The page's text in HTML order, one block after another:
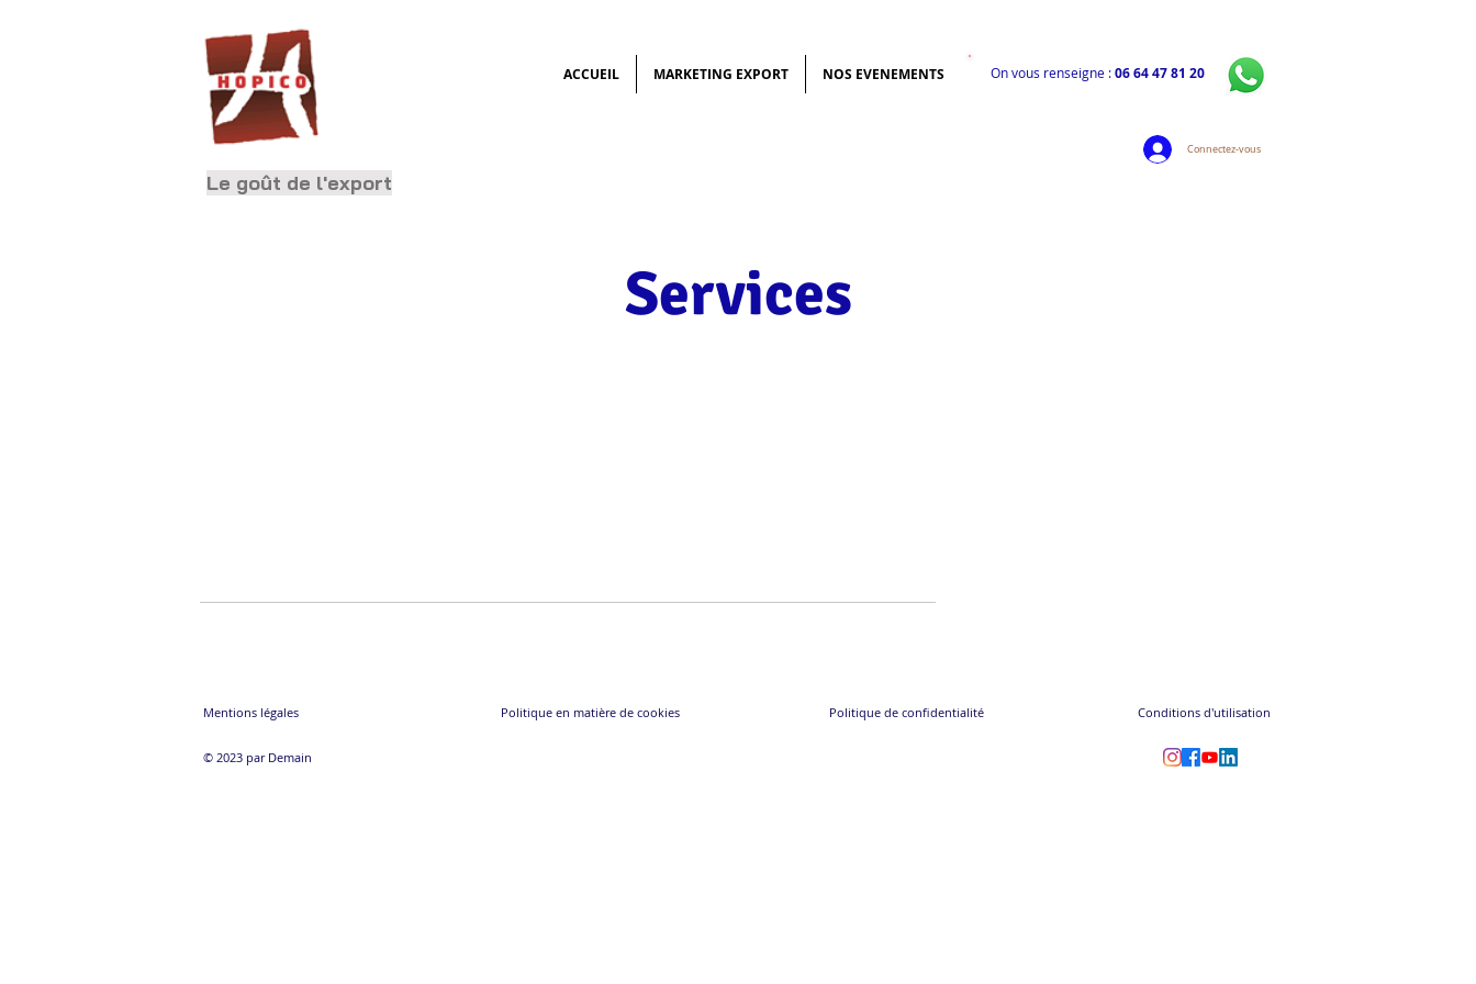
ACCUEIL MARKETING EXPORT NOS EVENEMENTS
Le goût de l'export
On vous renseigne :06 64 47 81 20
Connectez-vous
Services
Mentions légales Politique en matière de cookies Politique de confidentialité
© 2023 par Demain
Conditions d'utilisation